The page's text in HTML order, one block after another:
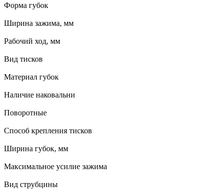
Форма губок
Ширина зажима, мм
Рабочий ход, мм
Вид тисков
Материал губок
Наличие наковальни
Поворотные
Способ крепления тисков
Ширина губок, мм
Максимальное усилие зажима
Вид струбцины